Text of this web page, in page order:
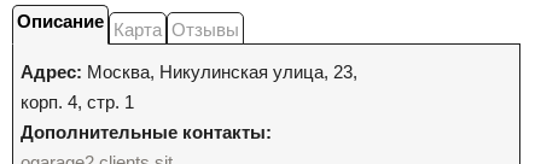
Описание Карта Отзывы
Адрес: Москва, Никулинская улица, 23,
корп. 4, стр. 1
Дополнительные контакты: